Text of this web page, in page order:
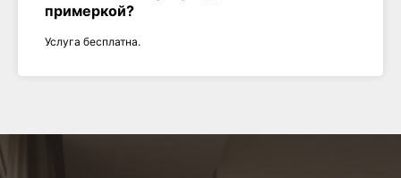
примеркой?
Услуга бесплатна.